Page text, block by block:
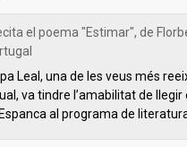
la diva de les lletres
L’editorial Lletra Impresa acaba
la primera obra íntegra de poesia
Espanca. Es tracta de Bruc en
en portuguès), considerat el[...]
Carles Mulet